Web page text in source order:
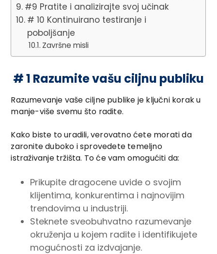
#9 Pratite i analizirajte svoj učinak
# 10 Kontinuirano testiranje i
poboljšanje
Završne misli
# 1 Razumite vašu ciljnu publiku
Razumevanje vaše ciljne publike je ključni korak u
manje-više svemu što radite.
Kako biste to uradili, verovatno ćete morati da
zaronite duboko i sprovedete temeljno
istraživanje tržišta. To će vam omogućiti da:
Prikupite dragocene uvide o svojim
klijentima, konkurentima i najnovijim
trendovima u industriji.
Steknete sveobuhvatno razumevanje
okruženja u kojem radite i identifikujete
mogućnosti za izdvajanje.